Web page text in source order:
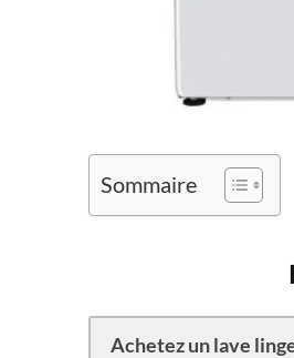
Sommaire
Achetez un lave